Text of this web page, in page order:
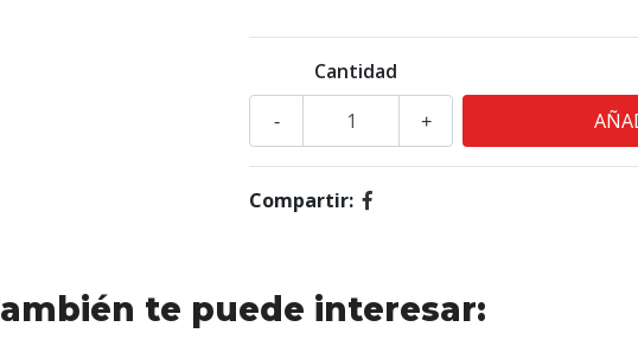
Cantidad
+
-
Compartir:
te puede interesar: